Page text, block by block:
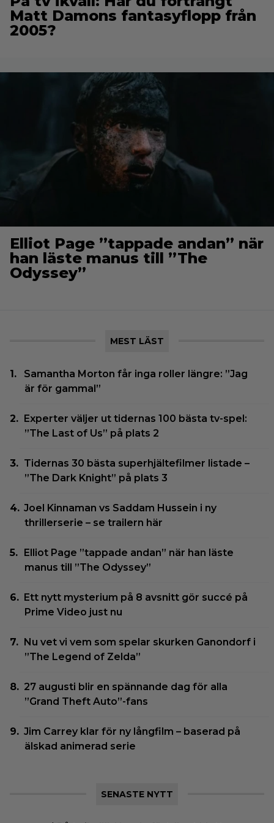
Matt Damons fantasyflopp från
2005?
Elliot Page ”tappade andan” när
han läste manus till ”The
Odyssey”
MEST LÄST
Samantha Morton får inga roller längre: ”Jag
är för gammal”
Experter väljer ut tidernas 100 bästa tv-spel:
”The Last of Us” på plats 2
Tidernas 30 bästa superhjältefilmer listade –
”The Dark Knight” på plats 3
Joel Kinnaman vs Saddam Hussein i ny
thrillerserie – se trailern här
Elliot Page ”tappade andan” när han läste
manus till ”The Odyssey”
Ett nytt mysterium på 8 avsnitt gör succé på
Prime Video just nu
Nu vet vi vem som spelar skurken Ganondorf i
”The Legend of Zelda”
27 augusti blir en spännande dag för alla
”Grand Theft Auto”-fans
Jim Carrey klar för ny långfilm – baserad på
älskad animerad serie
SENASTE NYTT